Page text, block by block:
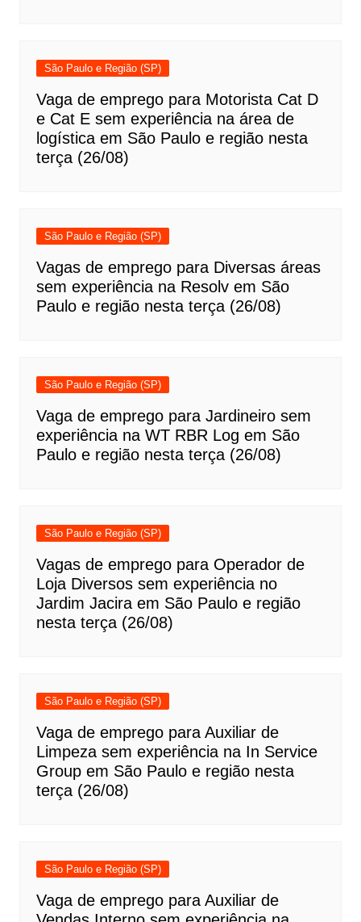
São Paulo e Região (SP)
Vaga de emprego para Motorista Cat D
e Cat E sem experiência na área de
logística em São Paulo e região nesta
terça (26/08)
São Paulo e Região (SP)
Vagas de emprego para Diversas áreas
sem experiência na Resolv em São
Paulo e região nesta terça (26/08)
São Paulo e Região (SP)
Vaga de emprego para Jardineiro sem
experiência na WT RBR Log em São
Paulo e região nesta terça (26/08)
São Paulo e Região (SP)
Vagas de emprego para Operador de
Loja Diversos sem experiência no
Jardim Jacira em São Paulo e região
nesta terça (26/08)
São Paulo e Região (SP)
Vaga de emprego para Auxiliar de
Limpeza sem experiência na In Service
Group em São Paulo e região nesta
terça (26/08)
São Paulo e Região (SP)
Vaga de emprego para Auxiliar de